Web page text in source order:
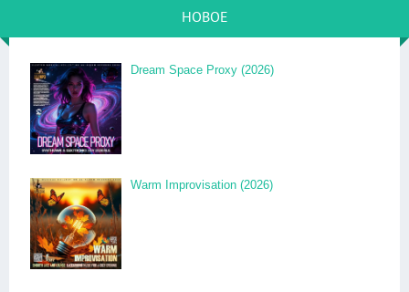
НОВОЕ
Dream Space Proxy (2026)
Warm Improvisation (2026)